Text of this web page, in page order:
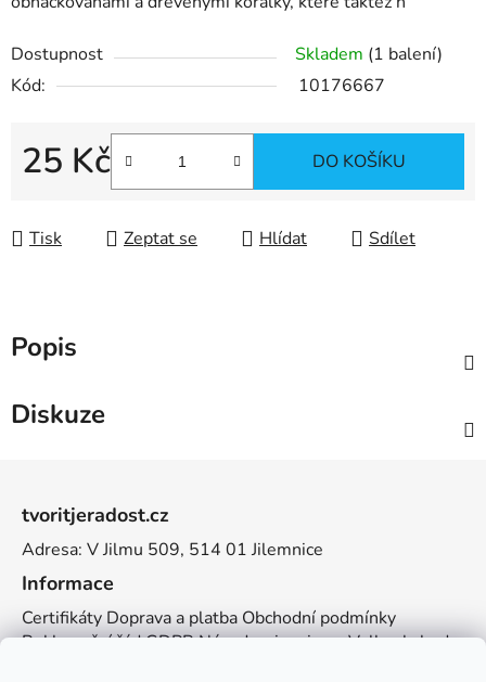
Dostupnost Skladem (1 balení)
Kód:
10176667
25 Kč
Měrná cena:
DO KOŠÍKU
Tisk Zeptat se Hlídat Sdílet
Popis
Diskuze
tvoritjeradost.cz
Adresa: V Jilmu 509, 514 01 Jilemnice
Informace
Certifikáty Doprava a platba Obchodní podmínky
Reklamační řádGDPRNávody a inspiraceVelkoobchod